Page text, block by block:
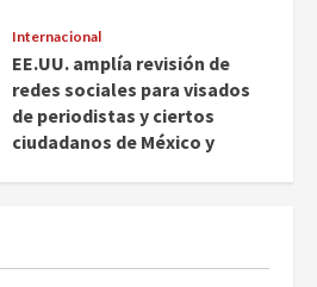
Internacional
EE.UU. amplía revisión de
redes sociales para visados
de periodistas y ciertos
ciudadanos de México y
Morelia